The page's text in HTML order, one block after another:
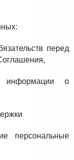
перед
информации о
персональные